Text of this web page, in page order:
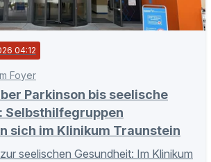
04:12
Foyer
Parkinson bis seelische
Selbsthilfegruppen
sich im Klinikum Traunstein
seelischen Gesundheit: Im Klinikum